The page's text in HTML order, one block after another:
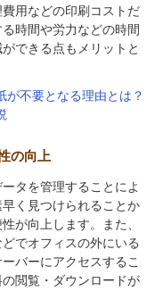
用などの印刷コストだ
時間や労力などの時間
できる点もメリットと
が不要となる理由とは？
の向上
タを管理することによ
く見つけられることか
が向上します。また、
でオフィスの外にいる
バーにアクセスするこ
閲覧・ダウンロードが